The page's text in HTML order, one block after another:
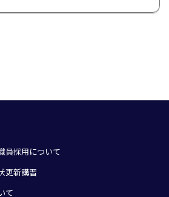
員採用について
更新講習
て